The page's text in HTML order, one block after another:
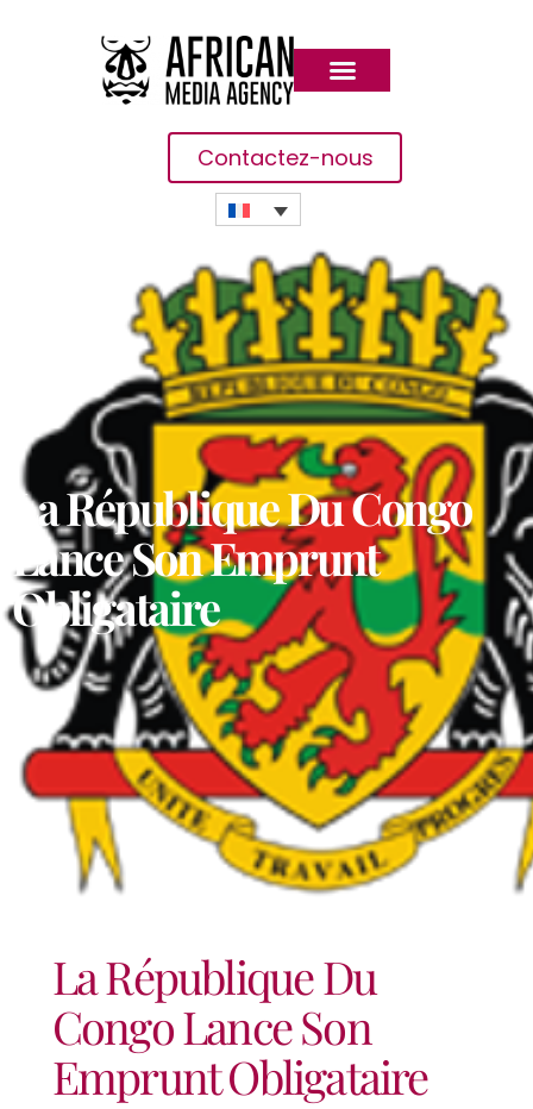
Contactez-nous
La République Du Congo
Lance Son Emprunt
Obligataire
La République Du
Congo Lance Son
Emprunt Obligataire